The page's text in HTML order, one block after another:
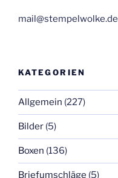
mail@stempelwolke.de
KATEGORIEN
Allgemein (227)
Bilder (5)
Boxen (136)
Briefumschläge (5)